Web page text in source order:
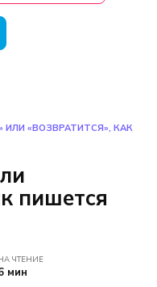
ИЛИ «ВОЗВРАТИТСЯ», КАК
пишется
ЧТЕНИЕ
мин